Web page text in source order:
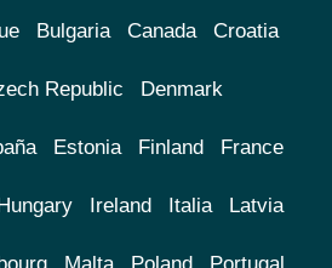
Bulgaria Canada Croatia
Republic Denmark
Estonia Finland France
Hungary Ireland Italia Latvia